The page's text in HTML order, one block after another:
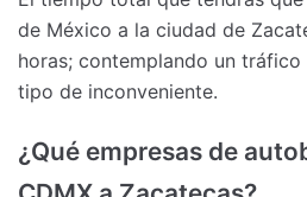
de México a la ciudad de
horas; contemplando un
tipo de inconveniente.
¿Qué empresas de